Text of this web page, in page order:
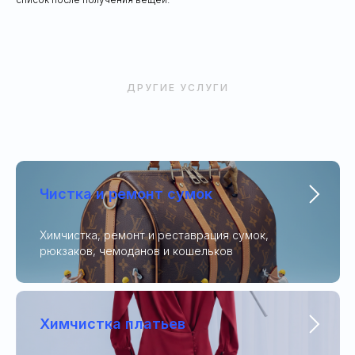
ДРУГИЕ УСЛУГИ
Чистка и ремонт сумок
Химчистка, ремонт и реставрация сумок,
рюкзаков, чемоданов и кошельков
Химчистка платьев